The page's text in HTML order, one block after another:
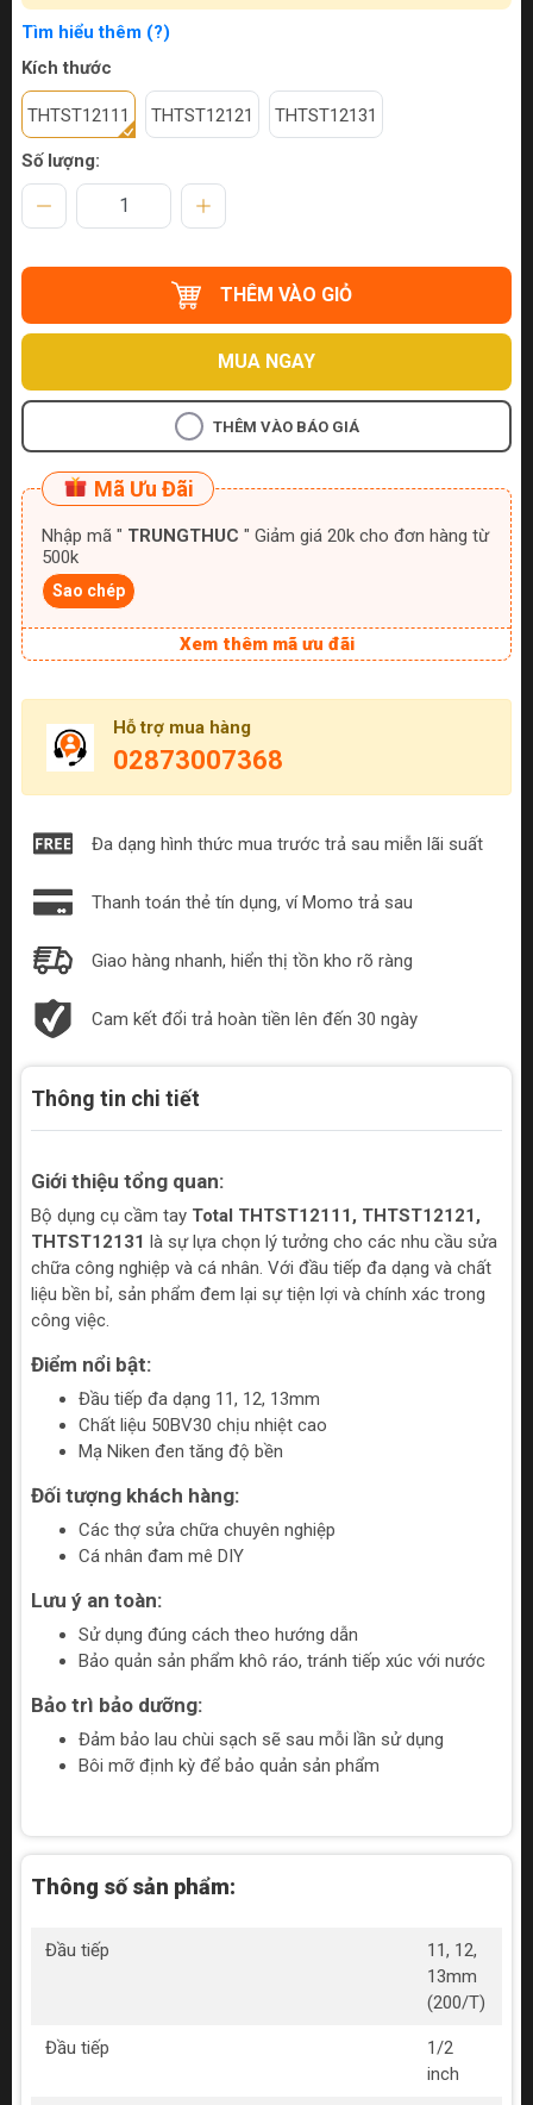
Tìm hiểu thêm (?)
Kích thước
THTST12111 THTST12121 THTST12131
Số lượng:
THÊM VÀO GIỎ
MUA NGAY
THÊM VÀO BÁO GIÁ
Mã Ưu Đãi
Nhập mã " TRUNGTHUC " Giảm giá 20k cho đơn hàng từ
500k
Sao chép
Xem thêm mã ưu đãi
Hỗ trợ mua hàng
02873007368
Đa dạng hình thức mua trước trả sau miễn lãi suất
Thanh toán thẻ tín dụng, ví Momo trả sau
Giao hàng nhanh, hiển thị tồn kho rõ ràng
Cam kết đổi trả hoàn tiền lên đến 30 ngày
Thông tin chi tiết
Giới thiệu tổng quan:
Bộ dụng cụ cầm tay Total THTST12111, THTST12121,
THTST12131 là sự lựa chọn lý tưởng cho các nhu cầu sửa
chữa công nghiệp và cá nhân. Với đầu tiếp đa dạng và chất
liệu bền bỉ, sản phẩm đem lại sự tiện lợi và chính xác trong
công việc.
Điểm nổi bật:
Đầu tiếp đa dạng 11, 12, 13mm
Chất liệu 50BV30 chịu nhiệt cao
Mạ Niken đen tăng độ bền
Đối tượng khách hàng:
Các thợ sửa chữa chuyên nghiệp
Cá nhân đam mê DIY
Lưu ý an toàn:
Sử dụng đúng cách theo hướng dẫn
Bảo quản sản phẩm khô ráo, tránh tiếp xúc với nước
Bảo trì bảo dưỡng:
Đảm bảo lau chùi sạch sẽ sau mỗi lần sử dụng
Bôi mỡ định kỳ để bảo quản sản phẩm
Thông số sản phẩm:
Đầu tiếp
11, 12,
13mm
(200/T)
Đầu tiếp
1/2
inch